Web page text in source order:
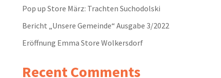
Pop up Store März: Trachten Suchodolski
Bericht „Unsere Gemeinde“ Ausgabe 3/2022
Eröffnung Emma Store Wolkersdorf
Recent Comments